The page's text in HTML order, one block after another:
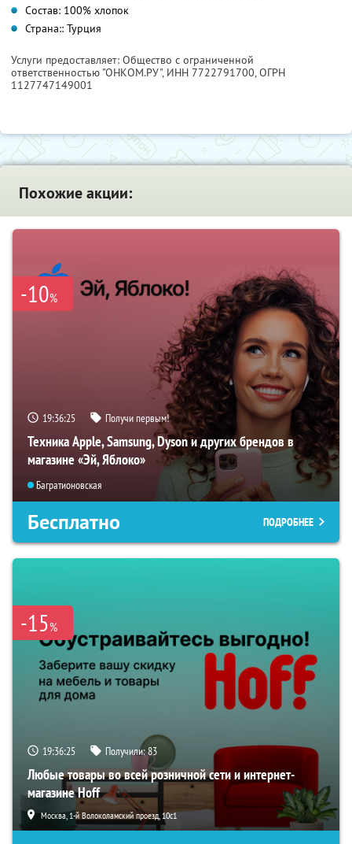
Состав: 100% хлопок
Страна:: Турция
Услуги предоставляет: Общество с ограниченной
ответственностью "ОНКОМ.РУ", ИНН 7722791700, ОГРН
1127747149001
Похожие акции:
-10%
19:36:25 Получи первым!
Техника Apple, Samsung, Dyson и других брендов в
магазине «Эй, Яблоко»
Багратионовская
Бесплатно ПОДРОБНЕЕ
-15%
19:36:25 Получили:83
Любые товары во всей розничной сети и интернет-
магазине Hoff
Москва, 1-й Волоколамский проезд, 10с1